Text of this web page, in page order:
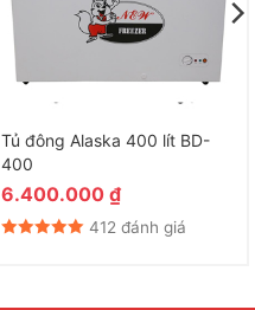
Tủ đông Alaska 400 lít BD-
400
6.400.000 ₫
412 đánh giá